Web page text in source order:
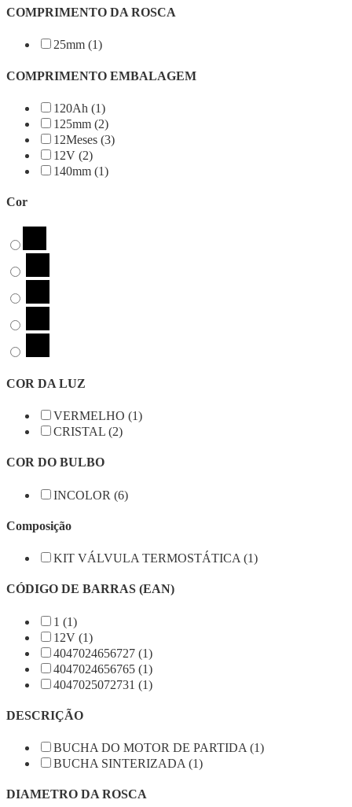
COMPRIMENTO DA ROSCA
25mm (1)
COMPRIMENTO EMBALAGEM
120Ah (1)
125mm (2)
12Meses (3)
12V (2)
140mm (1)
Cor
COR DA LUZ
VERMELHO (1)
CRISTAL (2)
COR DO BULBO
INCOLOR (6)
Composição
KIT VÁLVULA TERMOSTÁTICA (1)
CÓDIGO DE BARRAS (EAN)
1 (1)
12V (1)
4047024656727 (1)
4047024656765 (1)
4047025072731 (1)
DESCRIÇÃO
BUCHA DO MOTOR DE PARTIDA (1)
BUCHA SINTERIZADA (1)
DIAMETRO DA ROSCA